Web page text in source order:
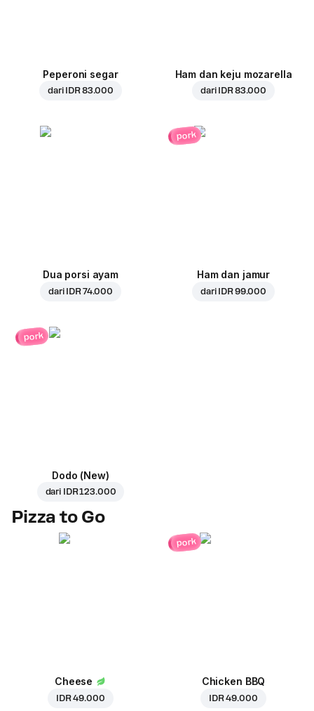
Peperoni segar
dari IDR 83.000
Ham dan keju mozarella
dari IDR 83.000
Dua porsi ayam
dari IDR 74.000
pork
Ham dan jamur
dari IDR 99.000
pork
Dodo (New)
dari IDR 123.000
Pizza to Go
Cheese
IDR 49.000
pork
Chicken BBQ
IDR 49.000